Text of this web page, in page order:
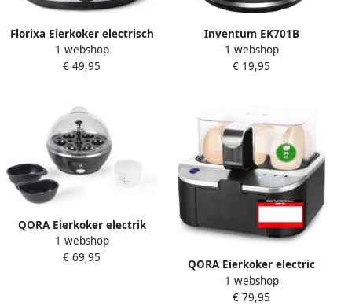
Florixa Eierkoker electrisch
Eierkoker met timer Zwart
Antraciet -‎19cm x 19cm x
1 webshop
€ 49,95
Inventum EK701B
elektrische eierkoker Voor 1
tot 7 eieren Zwart
1 webshop
€ 19,95
QORA Eierkoker electrik
Eierkoker met timer Zwart
‎16cm x 16cm x 16cm
1 webshop
€ 69,95
QORA Eierkoker electric
Eierkoker met timer Zwart
19cm x 18cm x 15cm
1 webshop
€ 79,95